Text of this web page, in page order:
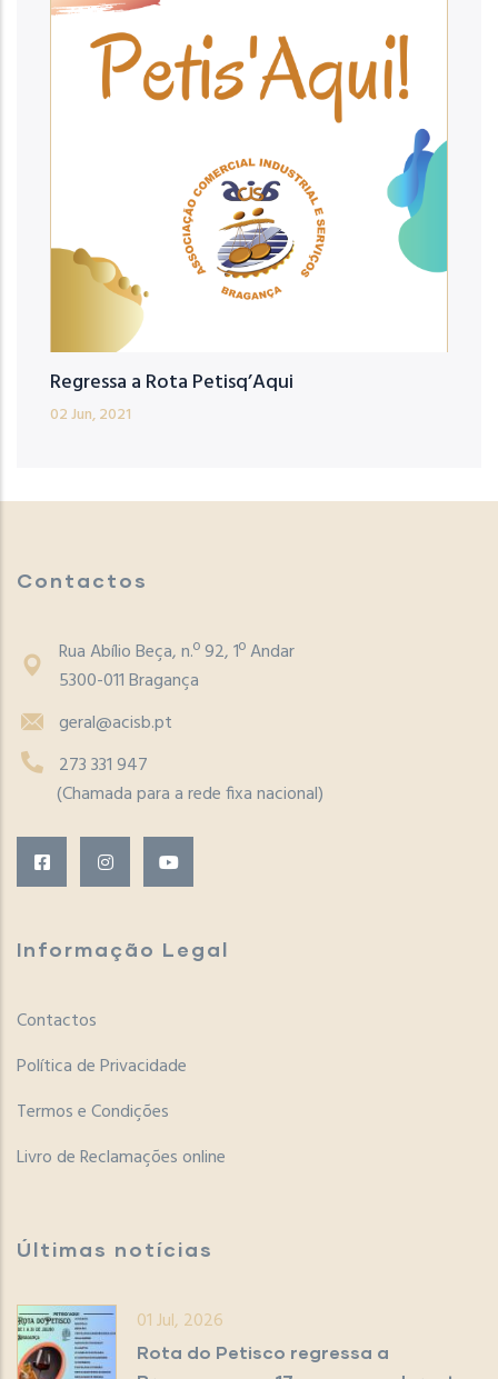
Regressa a Rota Petisq’Aqui
02 Jun, 2021
Contactos
Rua Abílio Beça, n.º 92, 1º Andar
5300-011 Bragança
geral@acisb.pt
273 331 947
(Chamada para a rede fixa nacional)
Informação Legal
Contactos
Política de Privacidade
Termos e Condições
Livro de Reclamações online
Últimas notícias
01 Jul, 2026
Rota do Petisco regressa a